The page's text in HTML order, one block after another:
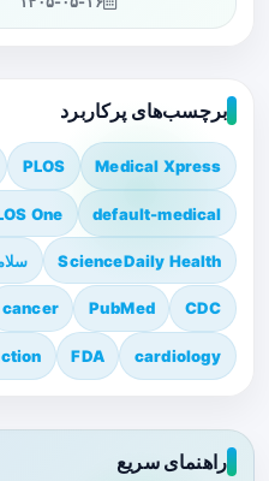
برچسب‌های پرکاربرد
Medical Xpress
PLOS
default-medical
One
ScienceDaily Health
CDC
PubMed
cancer
cardiology
FDA
راهنمای سریع